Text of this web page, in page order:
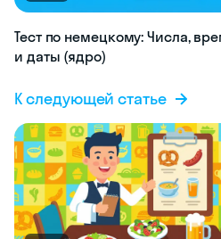
Тест по немецкому: Числа,
и даты (ядро)
К следующей статье